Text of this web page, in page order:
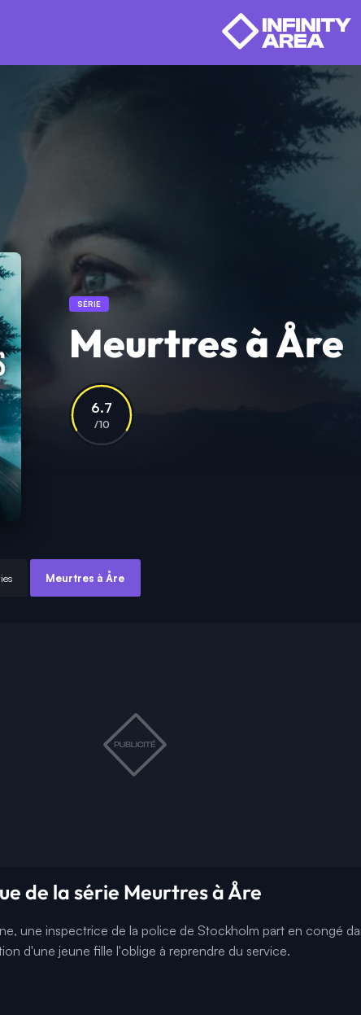
SÉRIE
Meurtres à Åre
6.7
/10
Meurtres à Åre
de la série Meurtres à Åre
une inspectrice de la police de Stockholm part en congé
d'une jeune fille l'oblige à reprendre du service.